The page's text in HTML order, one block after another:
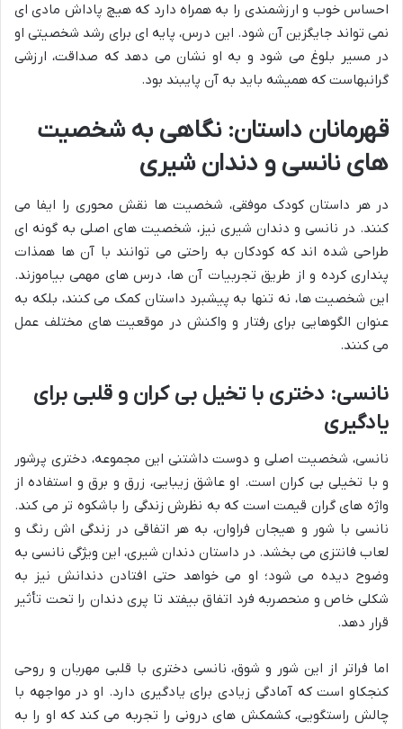
احساس خوب و ارزشمندی را به همراه دارد که هیچ پاداش مادی ای
نمی تواند جایگزین آن شود. این درس، پایه ای برای رشد شخصیتی او
در مسیر بلوغ می شود و به او نشان می دهد که صداقت، ارزشی
گرانبهاست که همیشه باید به آن پایبند بود.
قهرمانان داستان: نگاهی به شخصیت
های نانسی و دندان شیری
در هر داستان کودک موفقی، شخصیت ها نقش محوری را ایفا می
کنند. در نانسی و دندان شیری نیز، شخصیت های اصلی به گونه ای
طراحی شده اند که کودکان به راحتی می توانند با آن ها همذات
پنداری کرده و از طریق تجربیات آن ها، درس های مهمی بیاموزند.
این شخصیت ها، نه تنها به پیشبرد داستان کمک می کنند، بلکه به
عنوان الگوهایی برای رفتار و واکنش در موقعیت های مختلف عمل
می کنند.
نانسی: دختری با تخیل بی کران و قلبی برای
یادگیری
نانسی، شخصیت اصلی و دوست داشتنی این مجموعه، دختری پرشور
و با تخیلی بی کران است. او عاشق زیبایی، زرق و برق و استفاده از
واژه های گران قیمت است که به نظرش زندگی را باشکوه تر می کند.
نانسی با شور و هیجان فراوان، به هر اتفاقی در زندگی اش رنگ و
لعاب فانتزی می بخشد. در داستان دندان شیری، این ویژگی نانسی به
وضوح دیده می شود؛ او می خواهد حتی افتادن دندانش نیز به
شکلی خاص و منحصربه فرد اتفاق بیفتد تا پری دندان را تحت تأثیر
قرار دهد.
اما فراتر از این شور و شوق، نانسی دختری با قلبی مهربان و روحی
کنجکاو است که آمادگی زیادی برای یادگیری دارد. او در مواجهه با
چالش راستگویی، کشمکش های درونی را تجربه می کند که او را به